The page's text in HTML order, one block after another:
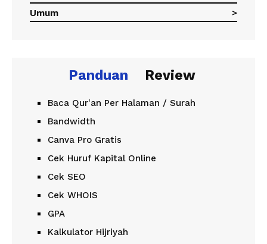
Umum
Panduan Review
Baca Qur'an Per Halaman / Surah
Bandwidth
Canva Pro Gratis
Cek Huruf Kapital Online
Cek SEO
Cek WHOIS
GPA
Kalkulator Hijriyah